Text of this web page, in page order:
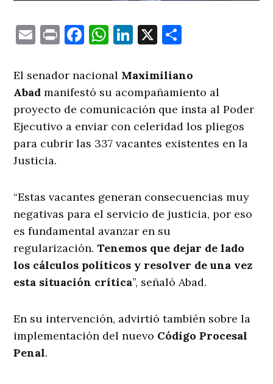
EmailPrintFacebook
WhatsApp
LinkedIn
X
El senador nacional Maximiliano
Abad manifestó su acompañamiento al
proyecto de comunicación que insta al Poder
Ejecutivo a enviar con celeridad los pliegos
para cubrir las 337 vacantes existentes en la
Justicia.
“Estas vacantes generan consecuencias muy
negativas para el servicio de justicia, por eso
es fundamental avanzar en su
regularización. Tenemos que dejar de lado
los cálculos políticos y resolver de una vez
esta situación crítica”, señaló Abad.
En su intervención, advirtió también sobre la
implementación del nuevo Código Procesal
Penal.